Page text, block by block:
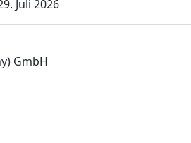
Juli 2026
GmbH